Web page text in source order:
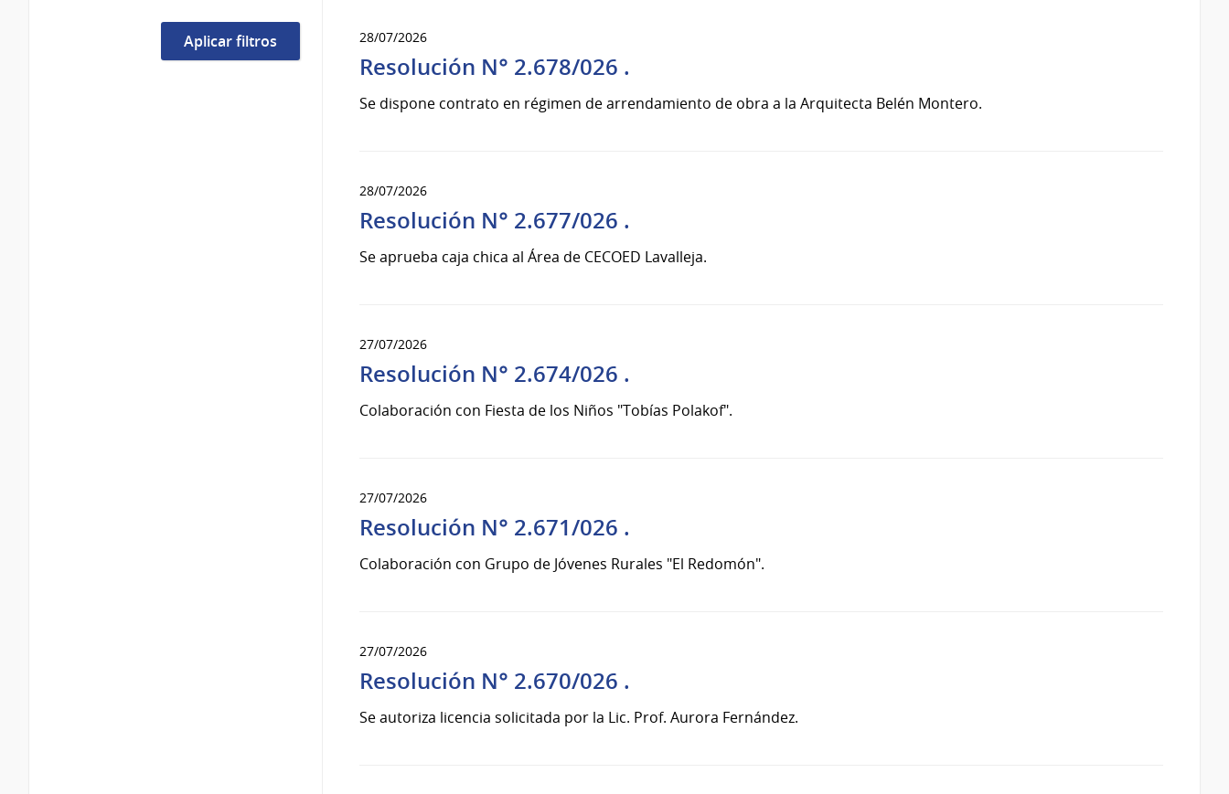
28/07/2026
Resolución N° 2.678/026 .
Se dispone contrato en régimen de arrendamiento de obra a la Arquitecta Belén Montero.
28/07/2026
Resolución N° 2.677/026 .
Se aprueba caja chica al Área de CECOED Lavalleja.
27/07/2026
Resolución N° 2.674/026 .
Colaboración con Fiesta de los Niños "Tobías Polakof".
27/07/2026
Resolución N° 2.671/026 .
Colaboración con Grupo de Jóvenes Rurales "El Redomón".
27/07/2026
Resolución N° 2.670/026 .
Se autoriza licencia solicitada por la Lic. Prof. Aurora Fernández.